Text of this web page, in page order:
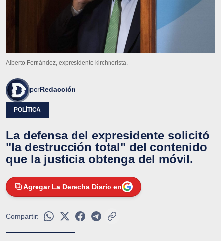
Alberto Fernández, expresidente kirchnerista.
porRedacción
POLÍTICA
La defensa del expresidente solicitó
"la destrucción total" del contenido
que la justicia obtenga del móvil.
Agregar La Derecha Diario en
Compartir: